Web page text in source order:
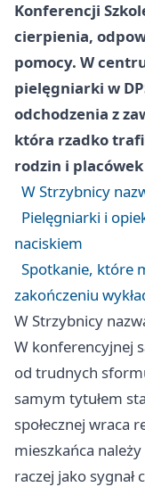
Konferencji
cierpienia,
pomocy. W
pielęgniarki w
odchodzenia z
która rzadko
rodzin i
W Strzybnicy
Pielęgniarki i
naciskiem
Spotkanie, które
zakończeniu
W Strzybnicy
W konferencyjnej
od trudnych
samym tytułem
społecznej wraca
mieszkańca
raczej jako sygnał